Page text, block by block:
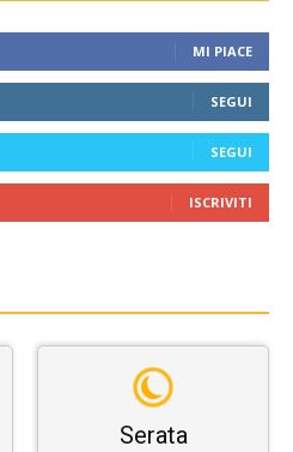
MI PIACE
SEGUI
SEGUI
ISCRIVITI
Serata